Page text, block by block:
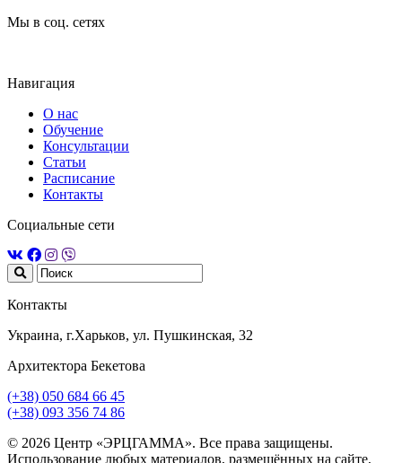
Мы в соц. сетях
Навигация
О нас
Обучение
Консультации
Статьи
Расписание
Контакты
Социальные сети
Контакты
Украина, г.Харьков, ул. Пушкинская, 32
Архитектора Бекетова
(+38) 050 684 66 45
(+38) 093 356 74 86
© 2026 Центр «ЭРЦГАММА». Все права защищены.
Использование любых материалов, размещённых на сайте,